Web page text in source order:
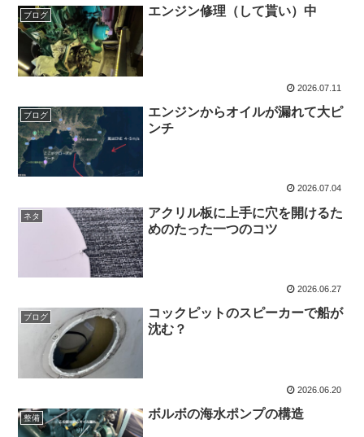
ブログ エンジン修理（して貰い）中
2026.07.11
ブログ
エンジンからオイルが漏れて大ピ
ンチ
2026.07.04
ネタ
アクリル板に上手に穴を開けるた
めのたった一つのコツ
2026.06.27
ブログ
コックピットのスピーカーで船が
沈む？
2026.06.20
整備 ボルボの海水ポンプの構造